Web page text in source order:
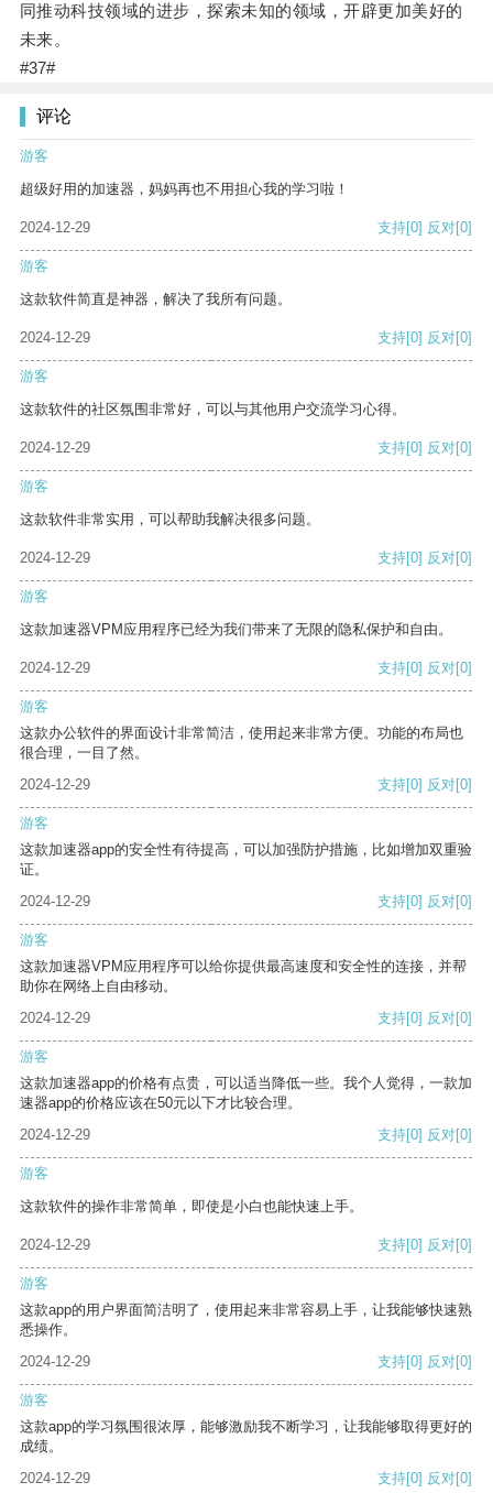
同推动科技领域的进步，探索未知的领域，开辟更加美好的
未来。
#37#
评论
游客
超级好用的加速器，妈妈再也不用担心我的学习啦！
2024-12-29 支持[0] 反对[0]
游客
这款软件简直是神器，解决了我所有问题。
2024-12-29 支持[0] 反对[0]
游客
这款软件的社区氛围非常好，可以与其他用户交流学习心得。
2024-12-29 支持[0] 反对[0]
游客
这款软件非常实用，可以帮助我解决很多问题。
2024-12-29 支持[0] 反对[0]
游客
这款加速器VPM应用程序已经为我们带来了无限的隐私保护和自由。
2024-12-29 支持[0] 反对[0]
游客
这款办公软件的界面设计非常简洁，使用起来非常方便。功能的布局也
很合理，一目了然。
2024-12-29
支持[0] 反对[0]
游客
这款加速器app的安全性有待提高，可以加强防护措施，比如增加双重验
证。
2024-12-29
支持[0] 反对[0]
游客
这款加速器VPM应用程序可以给你提供最高速度和安全性的连接，并帮
助你在网络上自由移动。
2024-12-29
支持[0] 反对[0]
游客
这款加速器app的价格有点贵，可以适当降低一些。我个人觉得，一款加
速器app的价格应该在50元以下才比较合理。
2024-12-29
支持[0] 反对[0]
游客
这款软件的操作非常简单，即使是小白也能快速上手。
2024-12-29 支持[0] 反对[0]
游客
这款app的用户界面简洁明了，使用起来非常容易上手，让我能够快速熟
悉操作。
2024-12-29
支持[0] 反对[0]
游客
这款app的学习氛围很浓厚，能够激励我不断学习，让我能够取得更好的
成绩。
2024-12-29
支持[0] 反对[0]